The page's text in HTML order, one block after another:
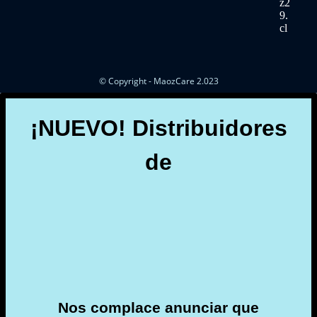
z2
9.
clSe
© Copyright - MaozCare 2.023
¡NUEVO! Distribuidores
de
Nos complace anunciar que